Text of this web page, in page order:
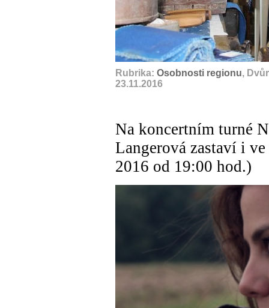
Rubrika: Osobnosti regionu,
23.11.2016
Na koncertním turné
Langerová zastaví i
2016 od 19:00 hod.)